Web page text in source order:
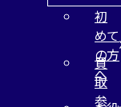
初
めて
の方
へ
買
取
参